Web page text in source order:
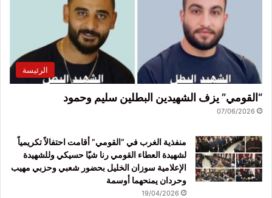
الرئيسة
“القومي” يزف الشهيدين البطلين سليم وحمود
07/06/2026
منفذية الغرب في “القومي” أقامت احتفالاً تكريمياً
لشهيدة العطاء القومي رنا شيّا حسيكي وللشهيدة
الإعلامية سوزان الخليل بحضور شعبي وحزبي مهيب
وحردان يمنحهما أوسمة
19/04/2026